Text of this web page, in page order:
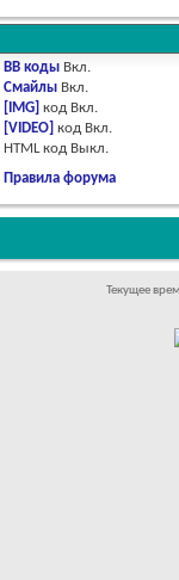
BB коды Вкл.
Смайлы Вкл.
[IMG] код Вкл.
[VIDEO] код Вкл.
HTML код Выкл.
Правила форума
Текущее